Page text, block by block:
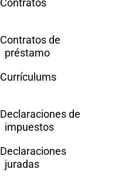
Contratos
Contratos de
préstamo
Currículums
Declaraciones de
impuestos
Declaraciones
juradas